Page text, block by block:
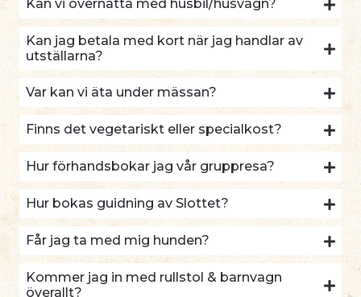
Kan vi övernatta med husbil/husvagn?
Kan jag betala med kort när jag handlar av
utställarna?
Var kan vi äta under mässan?
Finns det vegetariskt eller specialkost?
Hur förhandsbokar jag vår gruppresa?
Hur bokas guidning av Slottet?
Får jag ta med mig hunden?
Kommer jag in med rullstol & barnvagn
överallt?